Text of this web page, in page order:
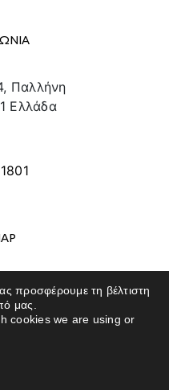
Παλλήνη
Ελλάδα
προσφέρουμε τη βέλτιστη
μας.
cookies we are using or